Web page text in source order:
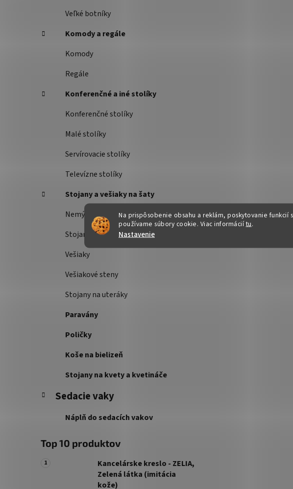
Na prispôsobenie obsahu a reklám, poskytovanie funkcií
používame súbory cookie. Viac informáciítu.
Nastavenie
Veľké botníky
Komody a regále
Komody
Regále
Konferenčné a iné stolíky
Konferenčné stolíky
Malé stolíky
Servírovacie stolíky
Televízne stolíky
Stojany a vešiaky na šaty
Nemý sluha
Stojany na šaty
Vešiaky
Vešiakové steny
Stojany na uteráky
Paravány
Poličky
Koše na bielizeň
Stojany na kvety a kvetináče
Sedacie vaky
Náplň do sedacích vakov
Top 10 produktov
Kancelárske kreslo - ZELIA,
Zelená látka (imitácia
kože)